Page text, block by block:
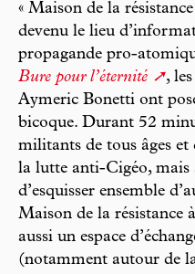
« Maison de la
devenu le lieu
propagande pro-
Bure pour l’éternité
,
Aymeric Bonetti ont
bicoque. Durant 52
militants de tous âges
la lutte anti-Cigéo, mais
d’esquisser ensemble
Maison de la résistance
aussi un espace
(notamment autour de